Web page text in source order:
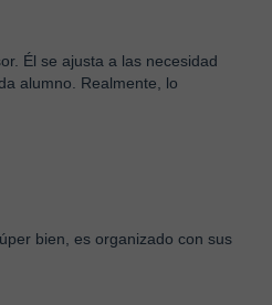
Él se ajusta a las necesidad
alumno. Realmente, lo
bien, es organizado con sus